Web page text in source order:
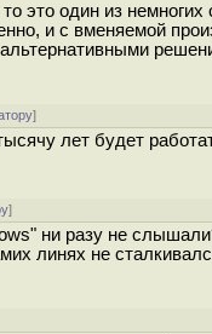
это один из немногих
и с вменяемой
]
лет будет
]
ни разу не
линях не